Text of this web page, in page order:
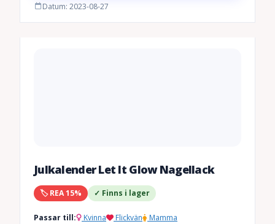
Datum: 2023-08-27
Julkalender Let It Glow Nagellack
🏷️ REA 15% ✓ Finns i lager
Passar till: Kvinna Flickvän Mamma